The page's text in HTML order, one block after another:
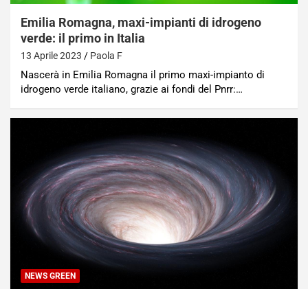
Emilia Romagna, maxi-impianti di idrogeno
verde: il primo in Italia
13 Aprile 2023 Paola F
Nascerà in Emilia Romagna il primo maxi-impianto di
idrogeno verde italiano, grazie ai fondi del Pnrr:…
NEWS GREEN